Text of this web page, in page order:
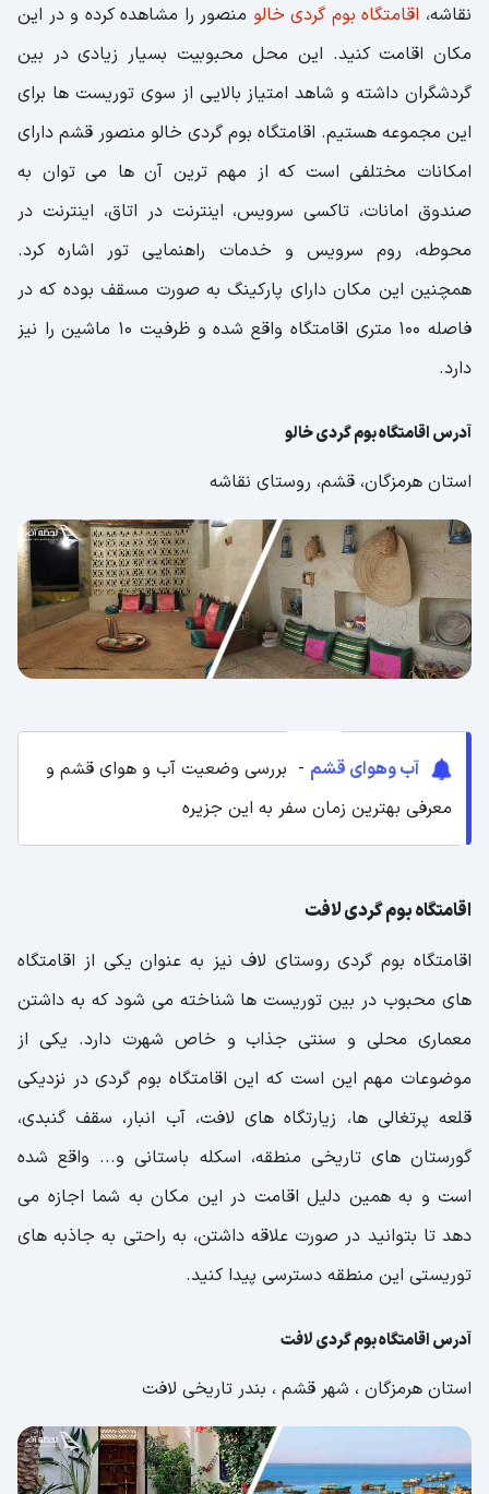
نقاشه، اقامتگاه بوم گردی خالو منصور را مشاهده کرده و در این
مکان اقامت کنید. این محل محبوبیت بسیار زیادی در بین
گردشگران داشته و شاهد امتیاز بالایی از سوی توریست ها برای
این مجموعه هستیم. اقامتگاه بوم گردی خالو منصور قشم دارای
امکانات مختلفی است که از مهم ترین آن ها می توان به
صندوق امانات، تاکسی سرویس، اینترنت در اتاق، اینترنت در
محوطه، روم سرویس و خدمات راهنمایی تور اشاره کرد.
همچنین این مکان دارای پارکینگ به صورت مسقف بوده که در
فاصله ۱۰۰ متری اقامتگاه واقع شده و ظرفیت ۱۰ ماشین را نیز
دارد.
آدرس اقامتگاه بوم گردی خالو
استان هرمزگان، قشم، روستای نقاشه
آب وهوای قشم - بررسی وضعیت آب و هوای قشم و
معرفی بهترین زمان سفر به این جزیره
اقامتگاه بوم گردی لافت
اقامتگاه بوم گردی روستای لاف نیز به عنوان یکی از اقامتگاه
های محبوب در بین توریست ها شناخته می شود که به داشتن
معماری محلی و سنتی جذاب و خاص شهرت دارد. یکی از
موضوعات مهم این است که این اقامتگاه بوم گردی در نزدیکی
قلعه پرتغالی ها، زیارتگاه های لافت، آب انبار، سقف گنبدی،
گورستان های تاریخی منطقه، اسکله باستانی و... واقع شده
است و به همین دلیل اقامت در این مکان به شما اجازه می
دهد تا بتوانید در صورت علاقه داشتن، به راحتی به جاذبه های
توریستی این منطقه دسترسی پیدا کنید.
آدرس اقامتگاه بوم گردی لافت
استان هرمزگان ، شهر قشم ، بندر تاریخی لافت